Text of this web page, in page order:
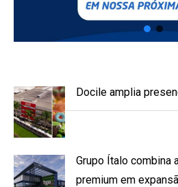
Docile amplia
Grupo Ítalo combina
premium em